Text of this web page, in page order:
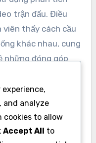
trận đấu. Điều
viên thấy cách cầu
khác nhau, cung
những đóng góp
experience,
and analyze
cookies to allow
Accept All to